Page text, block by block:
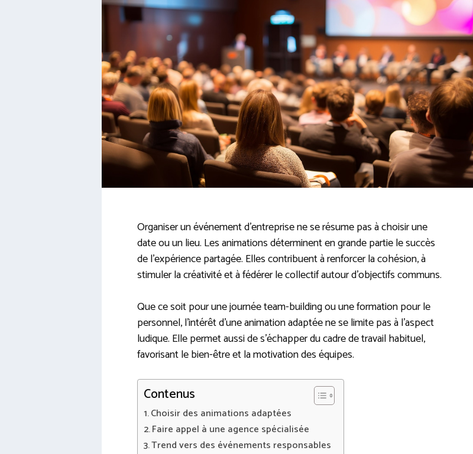
Organiser un événement d’entreprise ne se résume pas à choisir une
date ou un lieu. Les animations déterminent en grande partie le succès
de l’expérience partagée. Elles contribuent à renforcer la cohésion, à
stimuler la créativité et à fédérer le collectif autour d’objectifs communs.
Que ce soit pour une journée team-building ou une formation pour le
personnel, l’intérêt d’une animation adaptée ne se limite pas à l’aspect
ludique. Elle permet aussi de s’échapper du cadre de travail habituel,
favorisant le bien-être et la motivation des équipes.
Contenus
Choisir des animations adaptées
Faire appel à une agence spécialisée
Trend vers des événements responsables